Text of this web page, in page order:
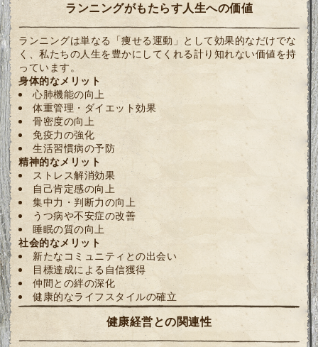
ランニングがもたらす人生への価値
ランニングは単なる「痩せる運動」として効果的なだけでな
く、私たちの人生を豊かにしてくれる計り知れない価値を持
っています。
身体的なメリット
心肺機能の向上
体重管理・ダイエット効果
骨密度の向上
免疫力の強化
生活習慣病の予防
精神的なメリット
ストレス解消効果
自己肯定感の向上
集中力・判断力の向上
うつ病や不安症の改善
睡眠の質の向上
社会的なメリット
新たなコミュニティとの出会い
目標達成による自信獲得
仲間との絆の深化
健康的なライフスタイルの確立
健康経営との関連性